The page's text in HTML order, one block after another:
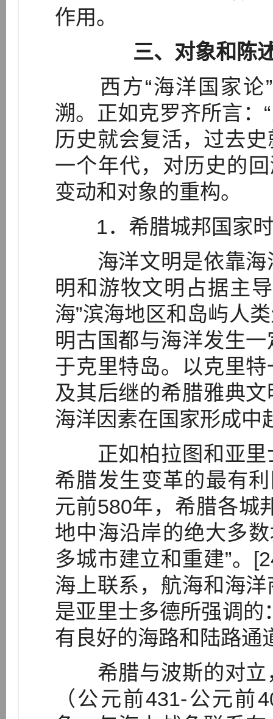
作用。
三、对象和陈
西方“海洋国家论”
溯。正如克罗齐所言：
历史就会复活，过去
一个年代，对历史的
变动和对象的重构。
1．希腊城邦国家时
海洋文明是依靠海
明和游牧文明占据主
海”滨海地区和岛屿人
明古国都与海洋发生
于克里特岛。以克里
及其后继的希腊雅典
海洋因素在国家形成中
正如柏拉图和亚里
希腊发生变革的最有
元前580年，希腊各城
地中海沿岸的绝大多
多城市建立和重建”。
海上联系，航海和海
是亚里士多德所强调
有良好的海路和陆路通
希腊与波斯的对立
（公元前431-公元